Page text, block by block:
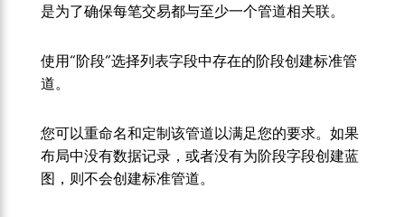
是为了确保每笔交易都与至少一个管道相关联。
使用“阶段”选择列表字段中存在的阶段创建标准管
道。
您可以重命名和定制该管道以满足您的要求。如果
布局中没有数据记录，或者没有为阶段字段创建蓝
图，则不会创建标准管道。